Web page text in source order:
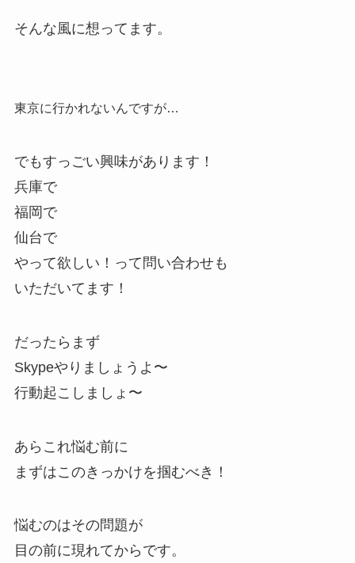
そんな風に想ってます。
東京に行かれないんですが…
でもすっごい興味があります！
兵庫で
福岡で
仙台で
やって欲しい！って問い合わせも
いただいてます！
だったらまず
Skypeやりましょうよ〜
行動起こしましょ〜
あらこれ悩む前に
まずはこのきっかけを掴むべき！
悩むのはその問題が
目の前に現れてからです。